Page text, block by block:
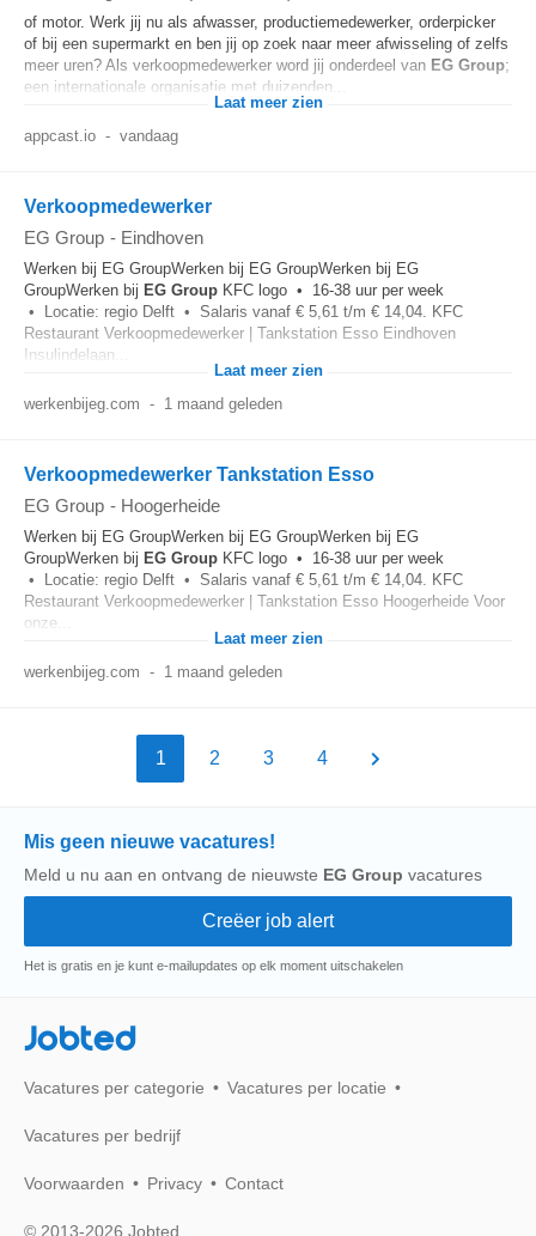
of motor. Werk jij nu als afwasser, productiemedewerker, orderpicker
of bij een supermarkt en ben jij op zoek naar meer afwisseling of zelfs
meer uren? Als verkoopmedewerker word jij onderdeel van EG Group;
een internationale organisatie met duizenden...
Laat meer zien
appcast.io - vandaag
Verkoopmedewerker
EG Group - Eindhoven
Werken bij EG GroupWerken bij EG GroupWerken bij EG
GroupWerken bij EG Group KFC logo • 16-38 uur per week
• Locatie: regio Delft • Salaris vanaf € 5,61 t/m € 14,04. KFC
Restaurant Verkoopmedewerker | Tankstation Esso Eindhoven
Insulindelaan...
Laat meer zien
werkenbijeg.com - 1 maand geleden
Verkoopmedewerker Tankstation Esso
EG Group - Hoogerheide
Werken bij EG GroupWerken bij EG GroupWerken bij EG
GroupWerken bij EG Group KFC logo • 16-38 uur per week
• Locatie: regio Delft • Salaris vanaf € 5,61 t/m € 14,04. KFC
Restaurant Verkoopmedewerker | Tankstation Esso Hoogerheide Voor
onze...
Laat meer zien
werkenbijeg.com - 1 maand geleden
1 2 3 4
Mis geen nieuwe vacatures!
Meld u nu aan en ontvang de nieuwste EG Group vacatures
Het is gratis en je kunt e-mailupdates op elk moment uitschakelen
Jobted
Vacatures per categorie Vacatures per locatie
Vacatures per bedrijf
Voorwaarden Privacy Contact
© 2013-2026 Jobted